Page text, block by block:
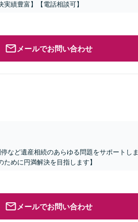
績豊富】【電話相談可】
メールでお問い合わせ
など遺産相続のあらゆる問題をサポートしま
めに円満解決を目指します】
メールでお問い合わせ